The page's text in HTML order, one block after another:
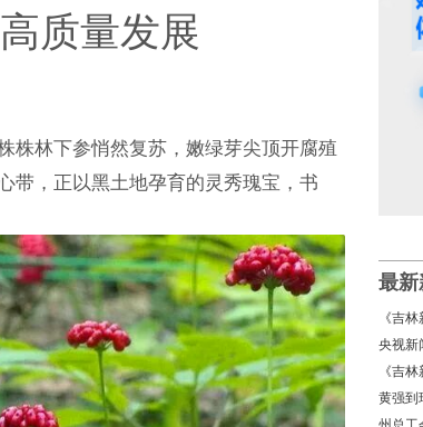
质量发展
株林下参悄然复苏，嫩绿芽尖顶开腐殖
带，正以黑土地孕育的灵秀瑰宝，书
最新
《吉
央视新
盛宴
《吉
体系构
黄强到